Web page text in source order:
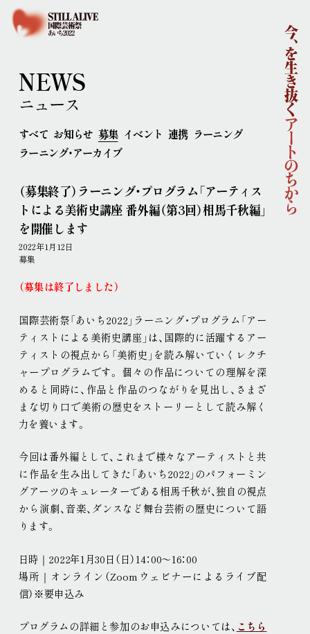
国際芸術祭「あいち2022」企画概要
企画体制
協賛
ニュース
イベント
アーティスト
ラーニング
連携事業
ポップ・アップ！
円頓寺連携
芸術大学連携
舞台芸術公募
連携企画
パートナーシップ
現代美術展
パフォーミングアーツ
取材申込み
画像貸し出し プレスリリース
NEWS
ニュース
すべて お知らせ 募集 イベント 連携 ラーニング
ラーニング・アーカイブ
（募集終了）ラーニング・プログラム「アーティス
トによる美術史講座 番外編（第3回）相馬千秋編」
を開催します
2022年1月12日
募集
（募集は終了しました）
国際芸術祭「あいち2022」ラーニング・プログラム「アー
ティストによる美術史講座」は、国際的に活躍するアー
ティストの視点から「美術史」を読み解いていくレクチ
ャープログラムです。 個々の作品についての理解を深
めると同時に、作品と作品のつながりを見出し、さまざ
まな切り口で美術の歴史をストーリーとして読み解く
力を養います。
今回は番外編として、これまで様々なアーティストと共
に作品を生み出してきた「あいち2022」のパフォーミン
グアーツのキュレーターである相馬千秋が、独自の視点
から演劇、音楽、ダンスなど舞台芸術の歴史について語
ります。
日時｜2022年1月30日（日）14：00～16：00
場所｜オンライン（Zoomウェビナーによるライブ配
信）※要申込み
プログラムの詳細と参加のお申込みについては、 こちら